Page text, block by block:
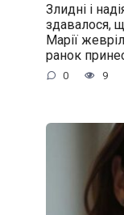
Злидні і
здавалося,
Марії
ранок
0 9